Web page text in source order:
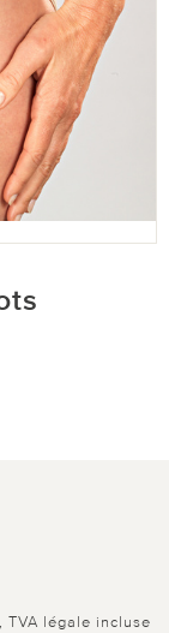
TVA légale incluse